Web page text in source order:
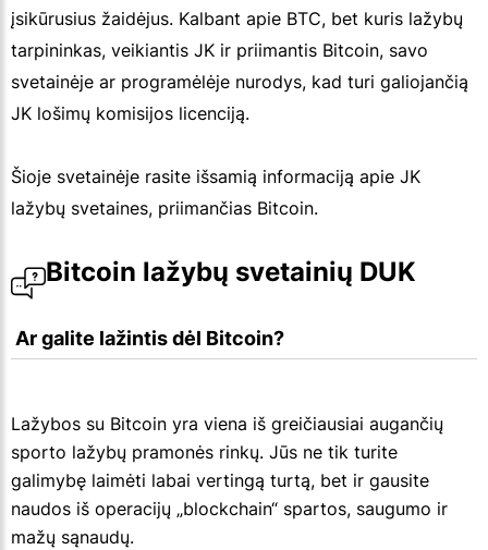
įsikūrusius žaidėjus. Kalbant apie BTC, bet kuris lažybų
tarpininkas, veikiantis JK ir priimantis Bitcoin, savo
svetainėje ar programėlėje nurodys, kad turi galiojančią
JK lošimų komisijos licenciją.
Šioje svetainėje rasite išsamią informaciją apie JK
lažybų svetaines, priimančias Bitcoin.
Bitcoin lažybų svetainių DUK
Ar galite lažintis dėl Bitcoin?
Lažybos su Bitcoin yra viena iš greičiausiai augančių
sporto lažybų pramonės rinkų. Jūs ne tik turite
galimybę laimėti labai vertingą turtą, bet ir gausite
naudos iš operacijų „blockchain“ spartos, saugumo ir
mažų sąnaudų.